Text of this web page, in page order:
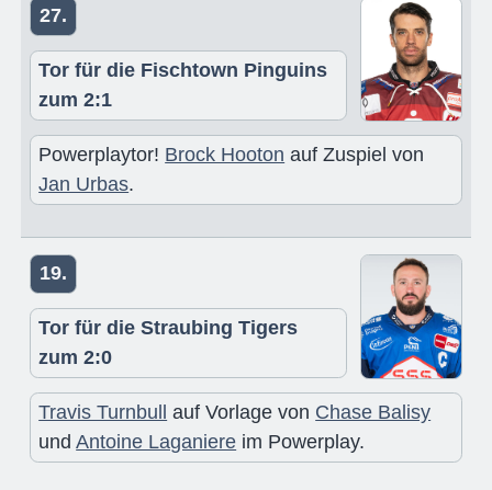
27.
Tor für die Fischtown Pinguins
zum 2:1
Powerplaytor! Brock Hooton auf Zuspiel von
Jan Urbas.
19.
Tor für die Straubing Tigers
zum 2:0
Travis Turnbull auf Vorlage von Chase Balisy
undAntoine Laganiere im Powerplay.